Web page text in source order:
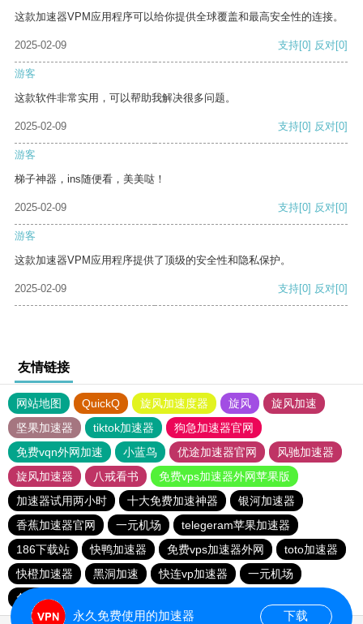
这款加速器VPM应用程序可以给你提供全球覆盖和最高安全性的连接。
2025-02-09 支持[0] 反对[0]
游客
这款软件非常实用，可以帮助我解决很多问题。
2025-02-09 支持[0] 反对[0]
游客
梯子神器，ins随便看，美美哒！
2025-02-09 支持[0] 反对[0]
游客
这款加速器VPM应用程序提供了顶级的安全性和隐私保护。
2025-02-09 支持[0] 反对[0]
友情链接
网站地图 QuickQ 旋风加速度器 旋风
旋风加速
坚果加速器
tiktok加速器
狗急加速器官网
免费vqn外网加速
小蓝鸟 优途加速器官网
风驰加速器
旋风加速器
八戒看书
免费vps加速器外网苹果版
加速器试用两小时
十大免费加速神器
银河加速器
香蕉加速器官网
一元机场
telegeram苹果加速器
186下载站
快鸭加速器 免费vps加速器外网
toto加速器
快橙加速器
黑洞加速 快连vp加速器
一元机场
免费vps加速器外网
永久免费使用的加速器 下载